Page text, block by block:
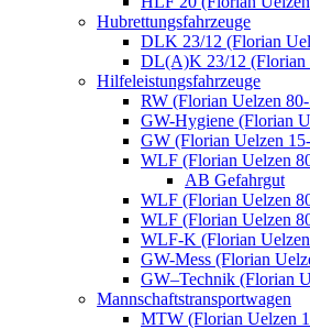
Hubrettungsfahrzeuge
DLK 23/12 (Florian
DL(A)K 23/12 (Florian
Hilfeleistungsfahrzeuge
RW (Florian Uelzen
GW-Hygiene (Florian
GW (Florian Uelzen
WLF (Florian Uelzen
AB Gefahrgut
WLF (Florian Uelzen
WLF (Florian Uelzen
WLF-K (Florian
GW-Mess (Florian
GW–Technik (Florian
Mannschaftstransportwagen
MTW (Florian Uelzen